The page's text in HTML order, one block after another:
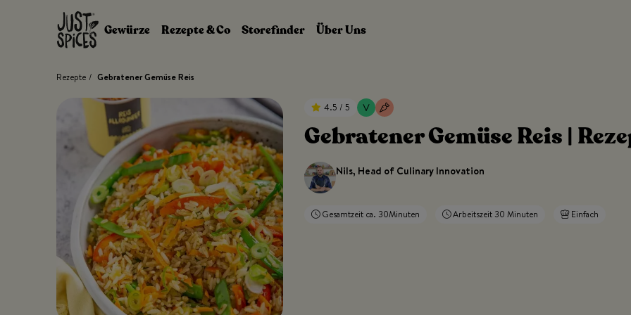
Zum Inhalt springen
Gewürze
Rezepte & Co Storefinder Über Uns
Rezepte / Gebratener Gemüse Reis
4.5 / 5
Gebratener Gemüse Reis |
Nils, Head of Culinary Innovation
Gesamtzeit ca. 30Minuten Arbeitszeit 30 Minuten Einfach